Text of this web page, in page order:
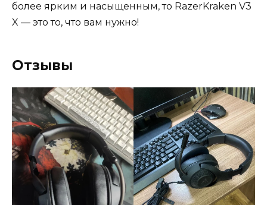
более ярким и насыщенным, то RazerKraken V3
X — это то, что вам нужно!
Отзывы